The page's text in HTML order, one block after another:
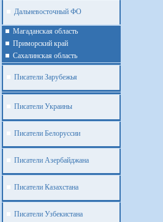
Дальневосточный ФО
Магаданская область
Приморский край
Cахалинская область
Писатели Зарубежья
Писатели Украины
Писатели Белоруссии
Писатели Азербайджана
Писатели Казахстана
Писатели Узбекистана